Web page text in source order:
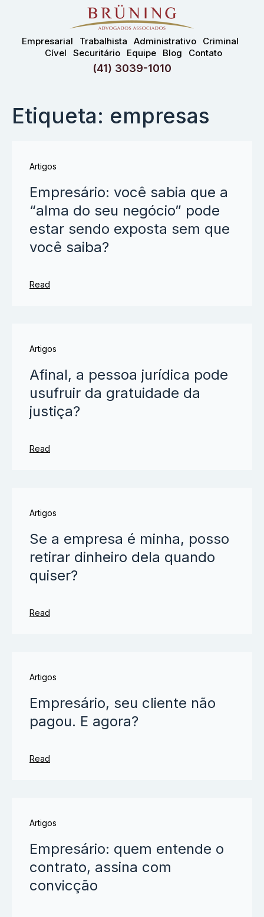
Empresarial Trabalhista Administrativo
Criminal
Cível
Securitário Equipe Blog Contato
(41) 3039-1010
Etiqueta: empresas
Artigos
Empresário: você sabia que a
“alma do seu negócio” pode
estar sendo exposta sem que
você saiba?
Read
Artigos
Afinal, a pessoa jurídica pode
usufruir da gratuidade da
justiça?
Read
Artigos
Se a empresa é minha, posso
retirar dinheiro dela quando
quiser?
Read
Artigos
Empresário, seu cliente não
pagou. E agora?
Read
Artigos
Empresário: quem entende o
contrato, assina com
convicção